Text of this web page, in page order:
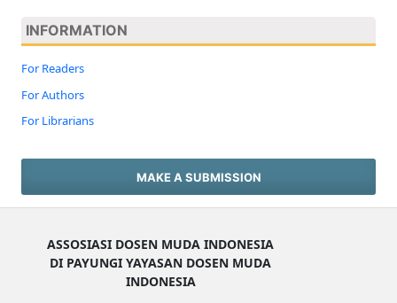
INFORMATION
For Readers
For Authors
For Librarians
MAKE A SUBMISSION
ASSOSIASI DOSEN MUDA INDONESIA
DI PAYUNGI YAYASAN DOSEN MUDA
INDONESIA